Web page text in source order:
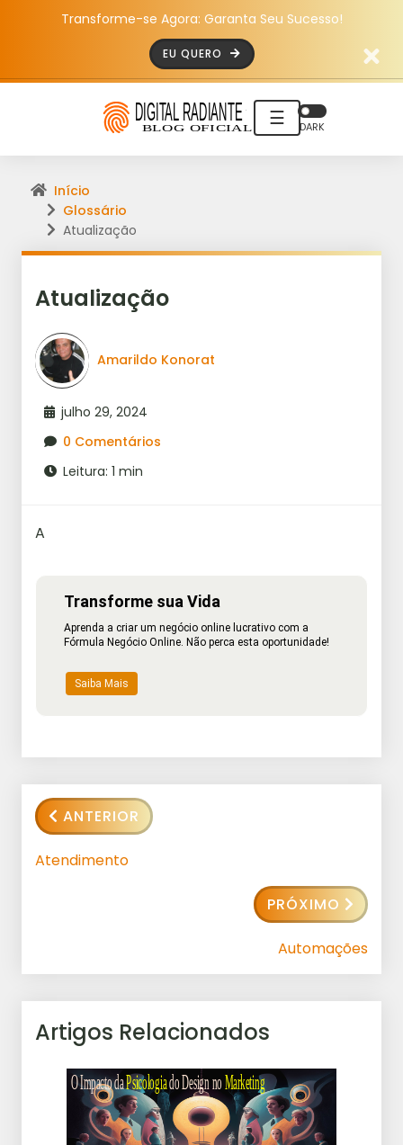
Transforme-se Agora: Garanta Seu Sucesso!
EU QUERO
☰ DARK
Início
Glossário
Atualização
Atualização
Amarildo Konorat
julho 29, 2024
0 Comentários
Leitura: 1 min
A
Transforme sua Vida
Aprenda a criar um negócio online lucrativo com a
Fórmula Negócio Online. Não perca esta oportunidade!
Saiba Mais
ANTERIOR
Atendimento
PRÓXIMO
Automações
Artigos Relacionados